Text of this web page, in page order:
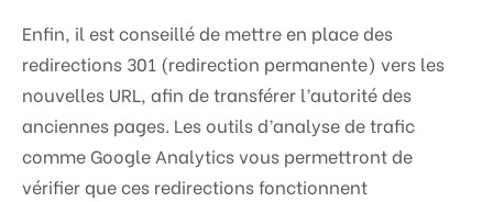
Enfin, il est conseillé de mettre en place des
redirections 301 (redirection permanente) vers les
nouvelles URL, afin de transférer l’autorité des
anciennes pages. Les outils d’analyse de trafic
comme Google Analytics vous permettront de
vérifier que ces redirections fonctionnent